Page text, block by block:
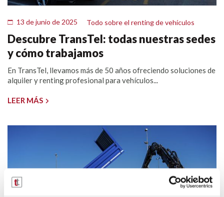
13 de junio de 2025 Todo sobre el renting de vehículos
Descubre TransTel: todas nuestras sedes
y cómo trabajamos
En TransTel, llevamos más de 50 años ofreciendo soluciones de
alquiler y renting profesional para vehículos...
LEER MÁS